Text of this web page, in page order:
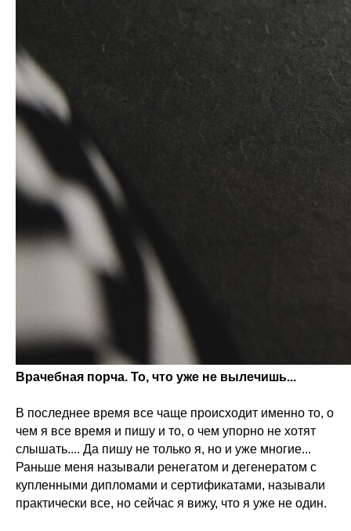
Врачебная порча. То, что уже не вылечишь...
В последнее время все чаще происходит именно то, о
чем я все время и пишу и то, о чем упорно не хотят
слышать.... Да пишу не только я, но и уже многие...
Раньше меня называли ренегатом и дегенератом с
купленными дипломами и сертификатами, называли
практически все, но сейчас я вижу, что я уже не один.